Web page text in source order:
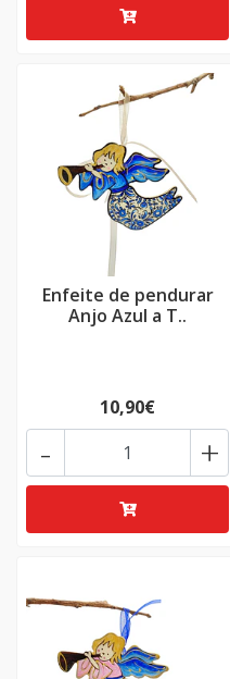
Enfeite de pendurar
Anjo Azul a T..
10,90€
+
-